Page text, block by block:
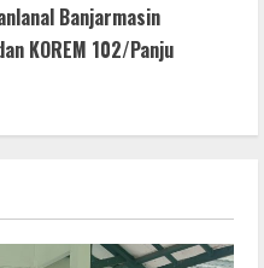
Banjarmasin
KOREM 102/Panju